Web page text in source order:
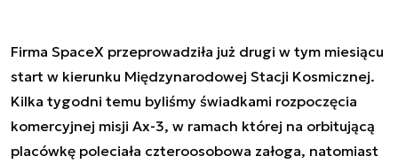
Firma SpaceX przeprowadziła już drugi w tym miesiącu
start w kierunku Międzynarodowej Stacji Kosmicznej.
Kilka tygodni temu byliśmy świadkami rozpoczęcia
komercyjnej misji Ax-3, w ramach której na orbitującą
placówkę poleciała czteroosobowa załoga, natomiast